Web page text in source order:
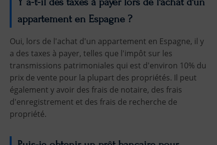
appartement en Espagne ?
Oui, lors de l'achat d'un appartement en Espagne, il y
a des taxes à payer, telles que l'impôt sur les
transmissions patrimoniales qui est d'environ 10% du
prix de vente pour la plupart des propriétés. Il peut
également y avoir des frais de notaire, des frais
d'enregistrement et des frais de recherche de
propriété.